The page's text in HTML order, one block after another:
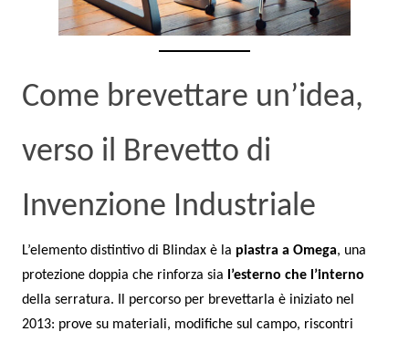
Come brevettare un’idea,
verso il Brevetto di
Invenzione Industriale
L’elemento distintivo di Blindax è la piastra a Omega, una
protezione doppia che rinforza sia
l’esterno che l’interno
della serratura. Il percorso per brevettarla è iniziato nel
2013: prove su materiali, modifiche sul campo, riscontri